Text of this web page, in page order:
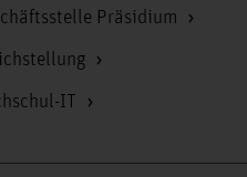
Präsidium
IT